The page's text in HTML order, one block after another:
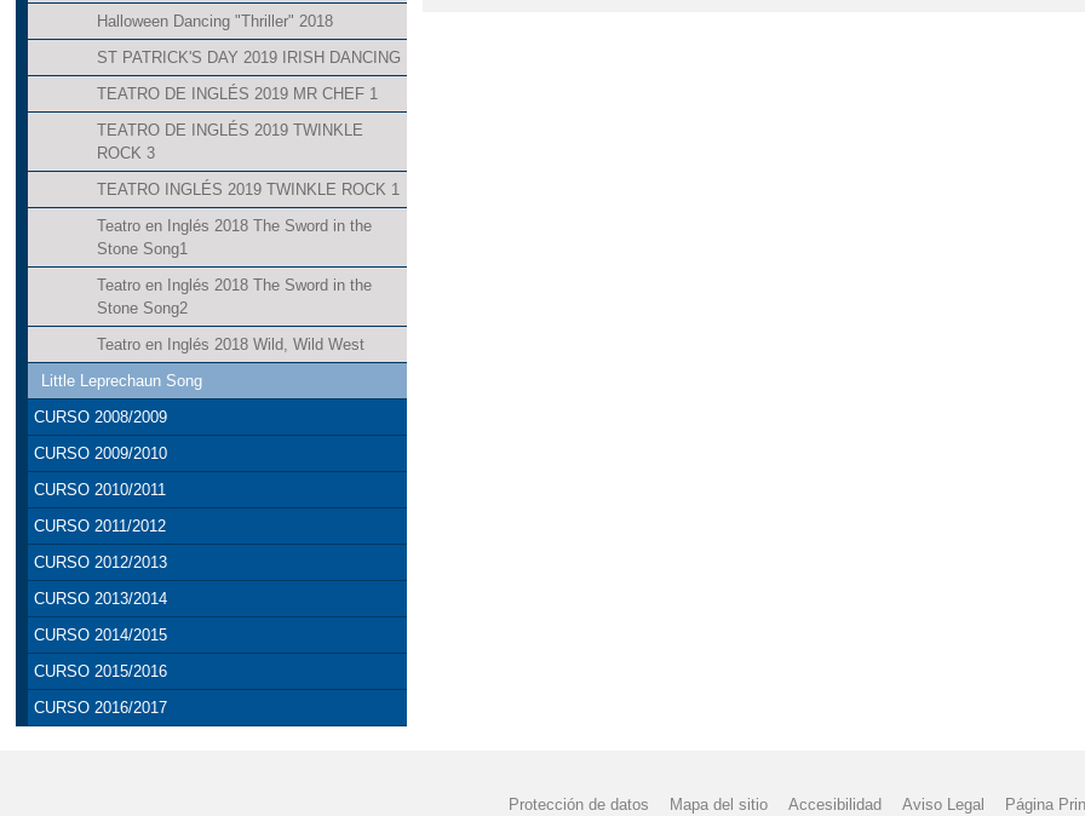
Halloween Dancing "Thriller" 2018
ST PATRICK'S DAY 2019 IRISH DANCING
TEATRO DE INGLÉS 2019 MR CHEF 1
TEATRO DE INGLÉS 2019 TWINKLE
ROCK 3
TEATRO INGLÉS 2019 TWINKLE ROCK 1
Teatro en Inglés 2018 The Sword in the
Stone Song1
Teatro en Inglés 2018 The Sword in the
Stone Song2
Teatro en Inglés 2018 Wild, Wild West
Little Leprechaun Song
CURSO 2008/2009
CURSO 2009/2010
CURSO 2010/2011
CURSO 2011/2012
CURSO 2012/2013
CURSO 2013/2014
CURSO 2014/2015
CURSO 2015/2016
CURSO 2016/2017
Protección de datos Mapa del sitio Accesibilidad Aviso Legal Página